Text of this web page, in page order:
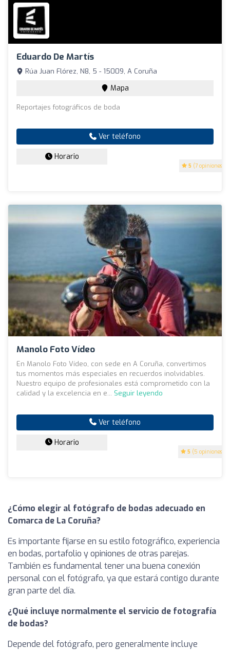
Eduardo De Martís
5 (7 opiniones)
Rúa Juan Flórez, N8, 5 - 15009, A Coruña
Mapa
Reportajes fotográficos de boda
Ver teléfono
Horario
Manolo Foto Vídeo
5 (5 opiniones)
En Manolo Foto Vídeo, con sede en A Coruña, convertimos
tus momentos más especiales en recuerdos inolvidables.
Nuestro equipo de profesionales está comprometido con la
calidad y la excelencia en e... Seguir leyendo
Ver teléfono
Horario
¿Cómo elegir al fotógrafo de bodas adecuado en
Comarca de La Coruña?
Es importante fijarse en su estilo fotográfico, experiencia
en bodas, portafolio y opiniones de otras parejas.
También es fundamental tener una buena conexión
personal con el fotógrafo, ya que estará contigo durante
gran parte del día.
¿Qué incluye normalmente el servicio de fotografía
de bodas?
Depende del fotógrafo, pero generalmente incluye